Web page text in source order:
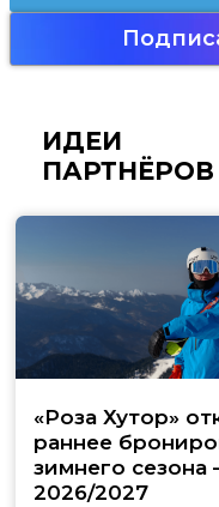
ИДЕИ
ПАРТНЁРОВ
«Роза Хутор»
раннее
зимнего сезона
2026/2027